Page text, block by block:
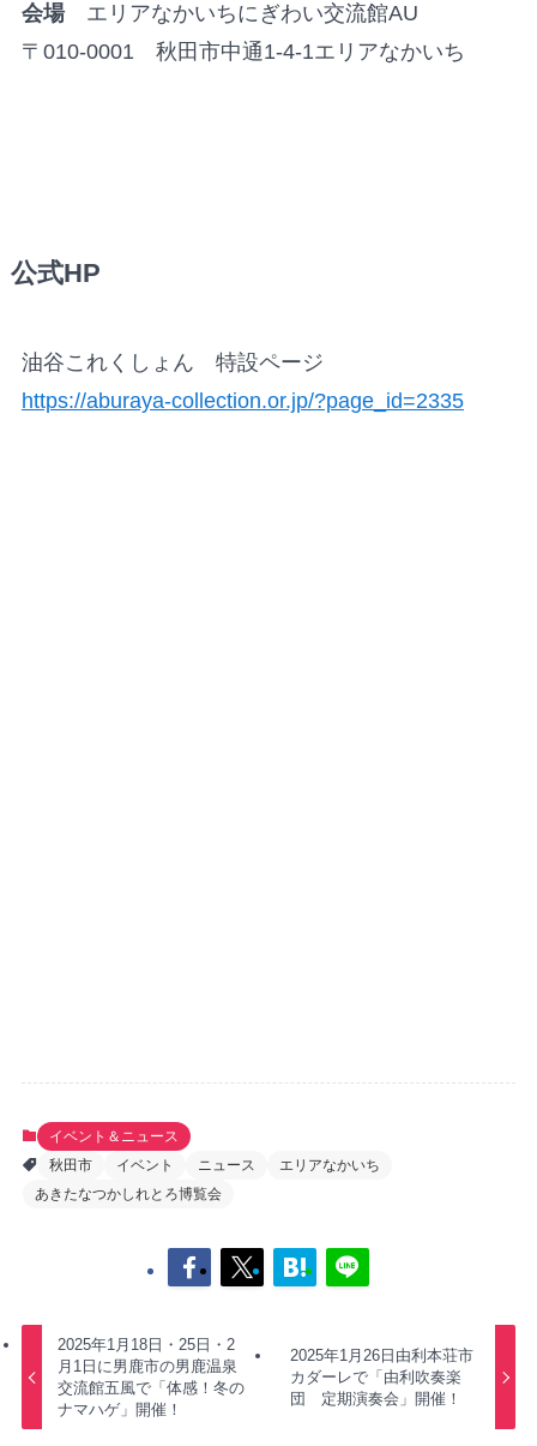
会場エリアなかいちにぎわい交流館AU
〒010-0001 秋田市中通1-4-1エリアなかいち
公式HP
油谷これくしょん 特設ページ
https://aburaya-collection.or.jp/?page_id=2335
イベント＆ニュース
秋田市
イベント ニュース
エリアなかいち
あきたなつかしれとろ博覧会
2025年1月18日・25日・2
月1日に男鹿市の男鹿温泉
交流館五風で「体感！冬の
ナマハゲ」開催！
2025年1月26日由利本荘市
カダーレで「由利吹奏楽
団 定期演奏会」開催！